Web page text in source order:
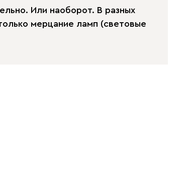
Или наоборот. В разных
мерцание ламп (световые